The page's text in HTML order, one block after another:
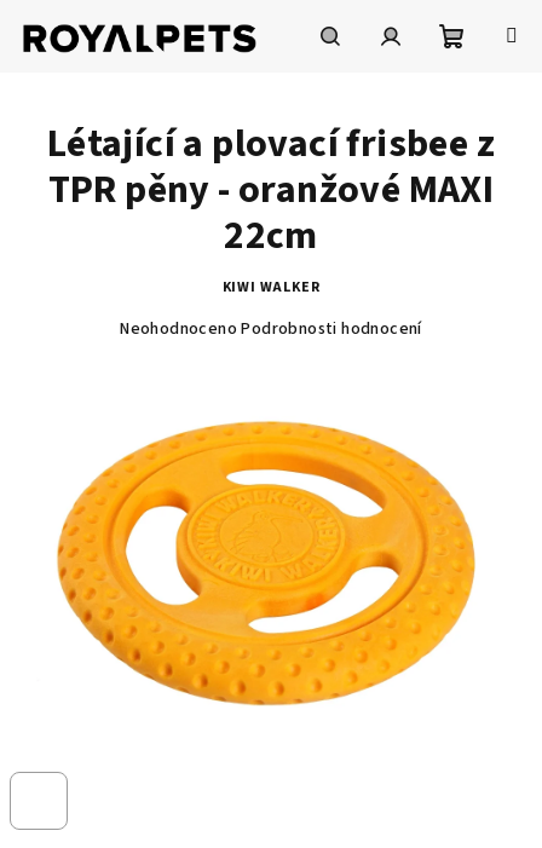
obsah
košík
Létající a plovací frisbee z
TPR pěny - oranžové MAXI
22cm
KIWI WALKER
hvězdiček.
Neohodnoceno Podrobnosti hodnocení